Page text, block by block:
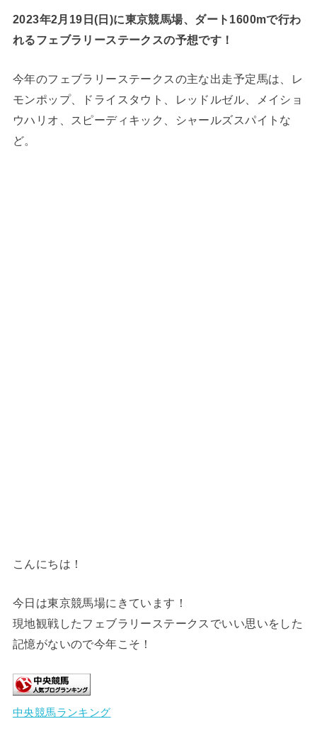
2023年2月19日(日)に東京競馬場、ダート1600mで行わ
れるフェブラリーステークスの予想です！
今年のフェブラリーステークスの主な出走予定馬は、レ
モンポップ、ドライスタウト、レッドルゼル、メイショ
ウハリオ、スピーディキック、シャールズスパイトな
ど。
こんにちは！
今日は東京競馬場にきています！
現地観戦したフェブラリーステークスでいい思いをした
記憶がないので今年こそ！
中央競馬ランキング